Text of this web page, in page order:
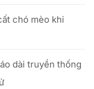
chó mèo khi
dài truyền thống